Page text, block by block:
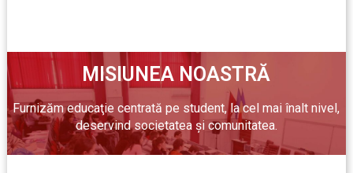
MISIUNEA NOASTRĂ
Furnizăm educaţie centrată pe student, la cel mai înalt nivel,
deservind societatea şi comunitatea.